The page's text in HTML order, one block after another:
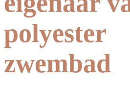
polyester
zwembad